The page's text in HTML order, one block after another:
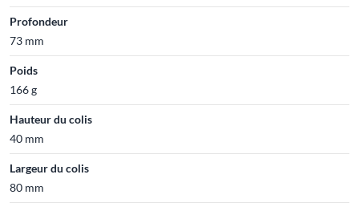
Profondeur
73 mm
Poids
166 g
Hauteur du colis
40 mm
Largeur du colis
80 mm